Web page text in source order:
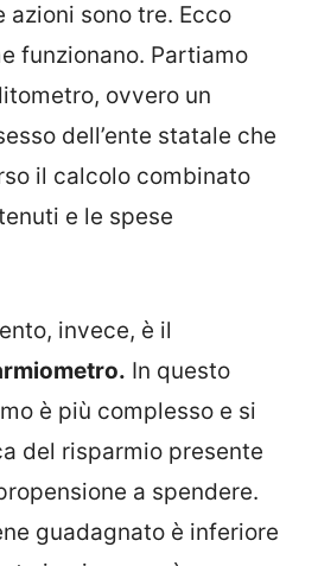
azioni sono tre. Ecco
funzionano. Partiamo
ovvero un
dell’ente statale che
il calcolo combinato
e le spese
invece, è il
In questo
è più complesso e si
del risparmio presente
a spendere.
guadagnato è inferiore